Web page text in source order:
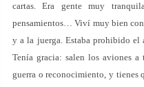
cartas. Era gente muy
pensamientos… Viví muy bien con
y a la juerga. Estaba prohibido el
Tenía gracia: salen los aviones a
guerra o reconocimiento, y tienes